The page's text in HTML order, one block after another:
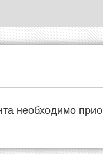
необходимо